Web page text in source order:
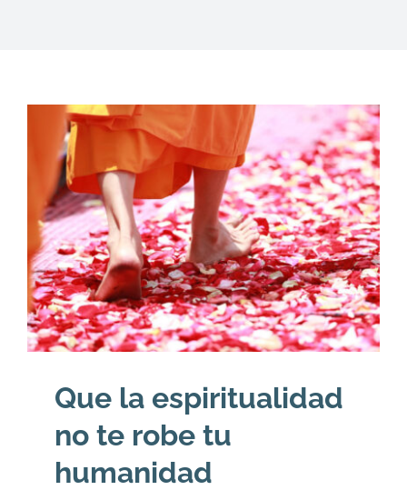
ARTÍCULOS
ACERCA
CONTACTO
Carrito
Que la espiritualidad
no te robe tu
humanidad